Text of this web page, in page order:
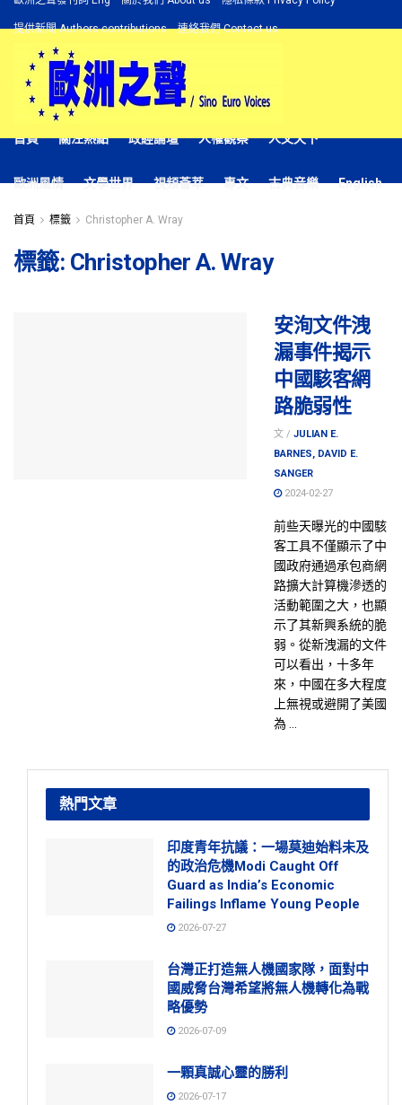
提供新聞 Authors contributions 連絡我們 Contact us
首頁 關注熱點 政經論壇 人權觀察 人文天下
歐洲風情 文學世界 視頻薈萃 專文 古典音樂 English
首頁 標籤 Christopher A. Wray
標籤: Christopher A. Wray
安洵文件洩
漏事件揭示
中國駭客網
路脆弱性
文 / JULIAN E.
BARNES, DAVID E.
SANGER
2024-02-27
前些天曝光的中國駭
客工具不僅顯示了中
國政府通過承包商網
路擴大計算機滲透的
活動範圍之大，也顯
示了其新興系統的脆
弱。從新洩漏的文件
可以看出，十多年
來，中國在多大程度
上無視或避開了美國
為 ...
熱門文章
印度青年抗議：一場莫迪始料未及
的政治危機Modi Caught Off
Guard as India’s Economic
Failings Inflame Young People
2026-07-27
台灣正打造無人機國家隊，面對中
國威脅台灣希望將無人機轉化為戰
略優勢
2026-07-09
一顆真誠心靈的勝利
2026-07-17